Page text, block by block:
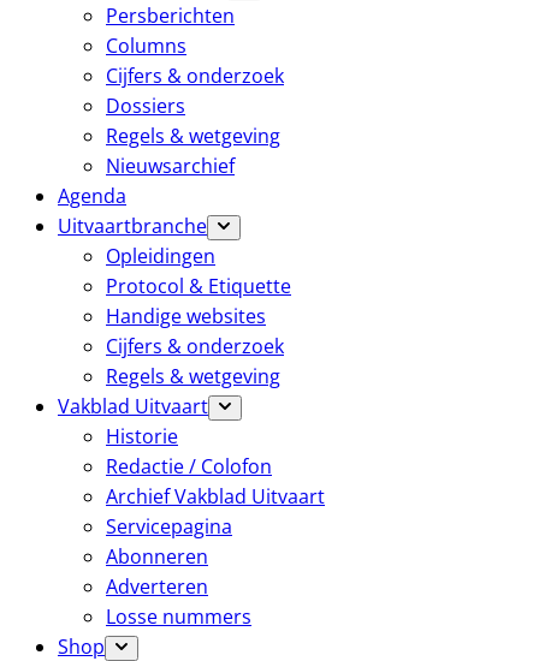
Persberichten
Columns
Cijfers & onderzoek
Dossiers
Regels & wetgeving
Nieuwsarchief
Agenda
Uitvaartbranche
Opleidingen
Protocol & Etiquette
Handige websites
Cijfers & onderzoek
Regels & wetgeving
Vakblad Uitvaart
Historie
Redactie / Colofon
Archief Vakblad Uitvaart
Servicepagina
Abonneren
Adverteren
Losse nummers
Shop